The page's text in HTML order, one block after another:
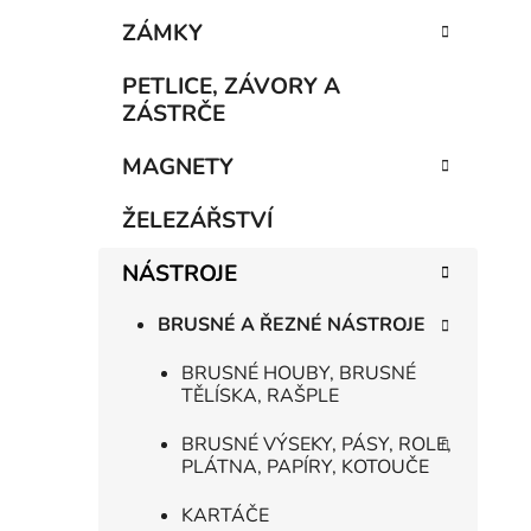
ZÁMKY
PETLICE, ZÁVORY A
ZÁSTRČE
MAGNETY
ŽELEZÁŘSTVÍ
NÁSTROJE
BRUSNÉ A ŘEZNÉ NÁSTROJE
BRUSNÉ HOUBY, BRUSNÉ
TĚLÍSKA, RAŠPLE
BRUSNÉ VÝSEKY, PÁSY, ROLE,
PLÁTNA, PAPÍRY, KOTOUČE
KARTÁČE